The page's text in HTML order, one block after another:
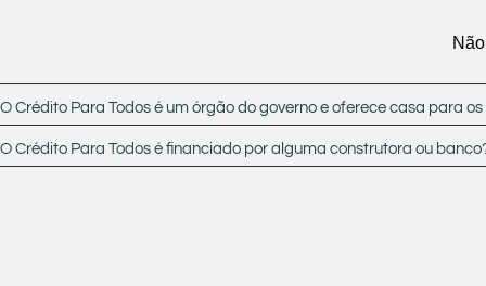
O Crédito Para Todos é um órgão do governo e oferece casa para os
O Crédito Para Todos é financiado por alguma construtora ou